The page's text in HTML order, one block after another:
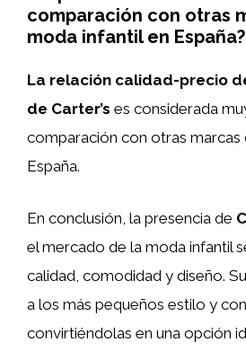
comparación con otras
moda infantil en España?
La relación calidad-precio
de Carter’s es considerada
comparación con otras marcas
España.
En conclusión, la presencia de
el mercado de la moda infantil
calidad, comodidad y diseño.
a los más pequeños estilo y
convirtiéndolas en una opción